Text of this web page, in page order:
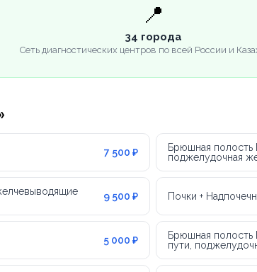
📍
34 города
Сеть диагностических центров по всей России и
7 500 ₽
Брюшная полость
поджелудочная
9 500 ₽ Почки +
5 000 ₽
Брюшная
пути,